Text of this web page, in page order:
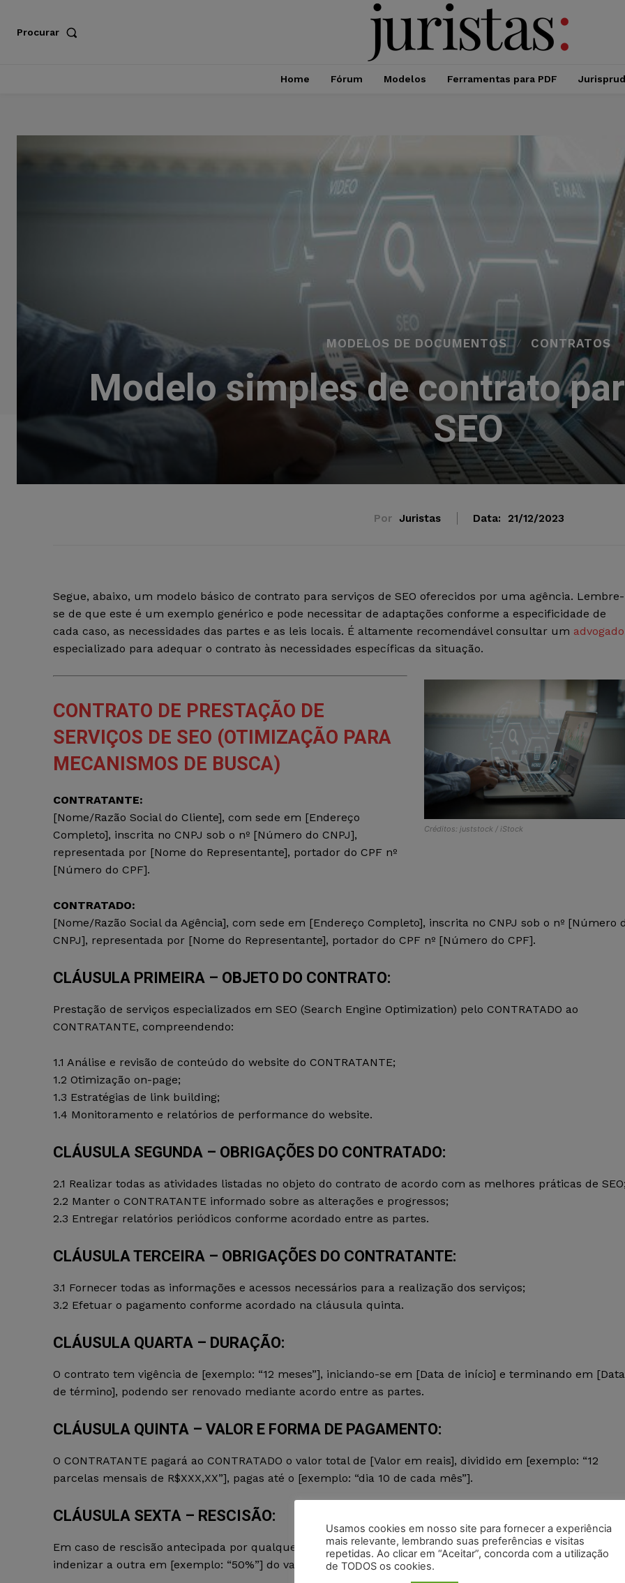
Procurar
Home Fórum Modelos Ferramentas para PDF
MODELOS DE DOCUMENTOS CONTRATOS
Modelo simples de contrato
SEO
Por Juristas Data: 21/12/2023
Segue, abaixo, um modelo básico de contrato para serviços de SEO oferecidos por uma agência. Lembre-
se de que este é um exemplo genérico e pode necessitar de adaptações conforme a especificidade de
cada caso, as necessidades das partes e as leis locais. É altamente recomendável consultar um advogado
especializado para adequar o contrato às necessidades específicas da situação.
Créditos: juststock / iStock
CONTRATO DE PRESTAÇÃO DE
SERVIÇOS DE SEO (OTIMIZAÇÃO PARA
MECANISMOS DE BUSCA)
CONTRATANTE:
[Nome/Razão Social do Cliente], com sede em [Endereço
Completo], inscrita no CNPJ sob o nº [Número do CNPJ],
representada por [Nome do Representante], portador do CPF nº
[Número do CPF].
CONTRATADO:
[Nome/Razão Social da Agência], com sede em [Endereço Completo], inscrita no CNPJ sob o nº [Número
CNPJ], representada por [Nome do Representante], portador do CPF nº [Número do CPF].
CLÁUSULA PRIMEIRA – OBJETO DO CONTRATO:
Prestação de serviços especializados em SEO (Search Engine Optimization) pelo CONTRATADO ao
CONTRATANTE, compreendendo:
1.1 Análise e revisão de conteúdo do website do CONTRATANTE;
1.2 Otimização on-page;
1.3 Estratégias de link building;
1.4 Monitoramento e relatórios de performance do website.
CLÁUSULA SEGUNDA – OBRIGAÇÕES DO CONTRATADO:
2.1 Realizar todas as atividades listadas no objeto do contrato de acordo com as melhores práticas de
2.2 Manter o CONTRATANTE informado sobre as alterações e progressos;
2.3 Entregar relatórios periódicos conforme acordado entre as partes.
CLÁUSULA TERCEIRA – OBRIGAÇÕES DO CONTRATANTE:
3.1 Fornecer todas as informações e acessos necessários para a realização dos serviços;
3.2 Efetuar o pagamento conforme acordado na cláusula quinta.
CLÁUSULA QUARTA – DURAÇÃO:
O contrato tem vigência de [exemplo: “12 meses”], iniciando-se em [Data de início] e terminando em [Data
de término], podendo ser renovado mediante acordo entre as partes.
CLÁUSULA QUINTA – VALOR E FORMA DE PAGAMENTO:
O CONTRATANTE pagará ao CONTRATADO o valor total de [Valor em reais], dividido em [exemplo: “12
parcelas mensais de R$XXX,XX”], pagas até o [exemplo: “dia 10 de cada mês”].
CLÁUSULA SEXTA – RESCISÃO:
Em caso de rescisão antecipada por qualquer uma das partes, a parte que der causa à rescisão deverá
indenizar a outra em [exemplo: “50%”] do valor total do contrato.
Usamos cookies em nosso site para fornecer a experiência
mais relevante, lembrando suas preferências e visitas
repetidas. Ao clicar em “Aceitar”, concorda com a utilização
de TODOS os cookies.